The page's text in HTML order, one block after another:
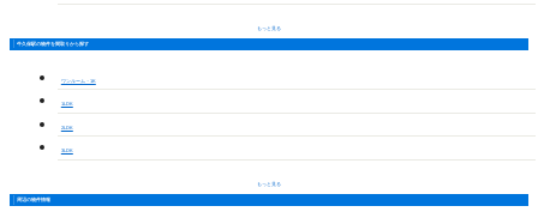
もっと見る
牛久保駅の物件を間取りから探す
ワンルーム・1K
1LDK
2LDK
3LDK
もっと見る
周辺の物件情報